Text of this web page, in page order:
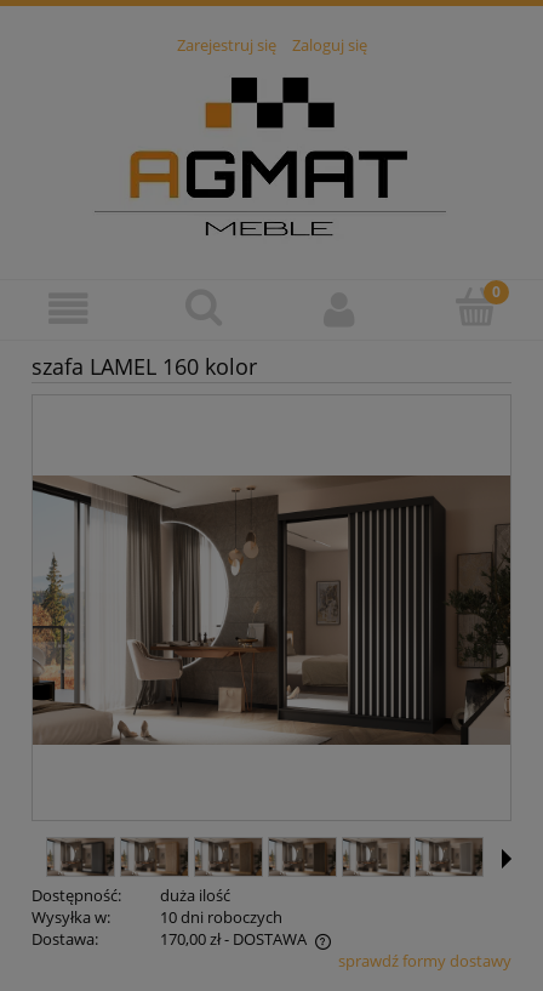
Zarejestruj się Zaloguj się
szafa LAMEL 160 kolor
Dostępność:
duża ilość
Wysyłka w:
10 dni roboczych
Dostawa:
170,00 zł- DOSTAWA
Cena nie zawiera ewentualnych kosztów płatnościsprawdź formy dostawy